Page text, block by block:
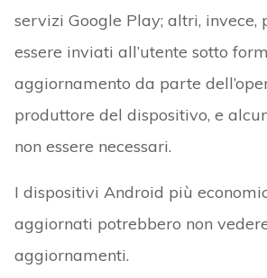
servizi Google Play; altri, invece,
essere inviati all’utente sotto
aggiornamento da parte
produttore del dispositivo, e
non essere necessari.
I dispositivi Android più
aggiornati potrebbero non
aggiornamenti.